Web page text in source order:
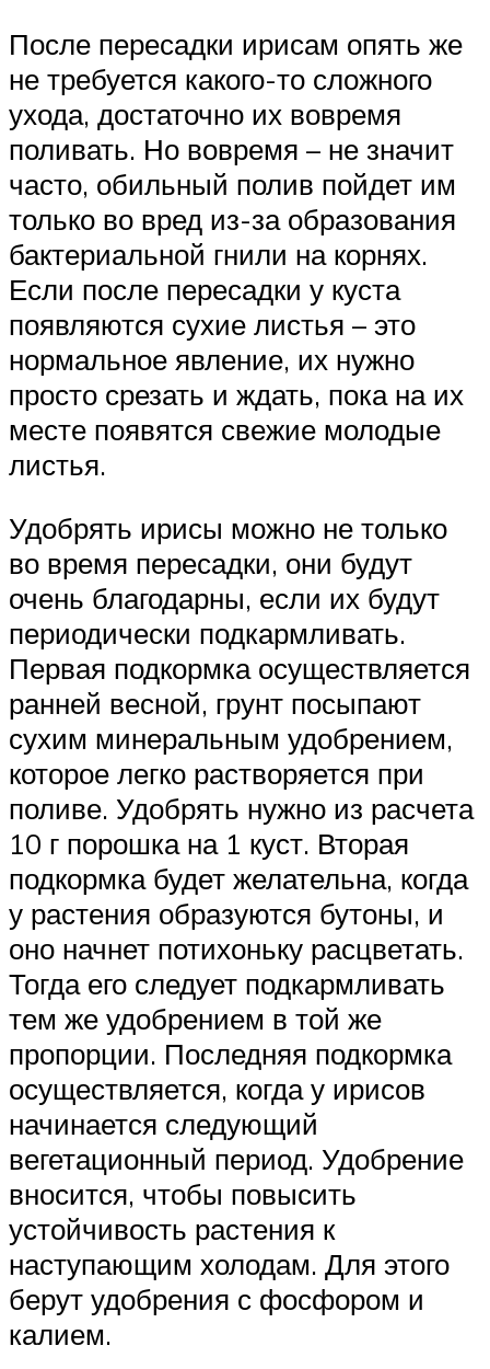
После пересадки ирисам опять же
не требуется какого-то сложного
ухода, достаточно их вовремя
поливать. Но вовремя – не значит
часто, обильный полив пойдет им
только во вред из-за образования
бактериальной гнили на корнях.
Если после пересадки у куста
появляются сухие листья – это
нормальное явление, их нужно
просто срезать и ждать, пока на их
месте появятся свежие молодые
листья.
Удобрять ирисы можно не только
во время пересадки, они будут
очень благодарны, если их будут
периодически подкармливать.
Первая подкормка осуществляется
ранней весной, грунт посыпают
сухим минеральным удобрением,
которое легко растворяется при
поливе. Удобрять нужно из расчета
10 г порошка на 1 куст. Вторая
подкормка будет желательна, когда
у растения образуются бутоны, и
оно начнет потихоньку расцветать.
Тогда его следует подкармливать
тем же удобрением в той же
пропорции. Последняя подкормка
осуществляется, когда у ирисов
начинается следующий
вегетационный период. Удобрение
вносится, чтобы повысить
устойчивость растения к
наступающим холодам. Для этого
берут удобрения с фосфором и
калием.